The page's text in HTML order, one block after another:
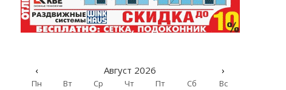
‹ Август 2026 ›
Пн Вт Ср Чт Пт Сб Вс